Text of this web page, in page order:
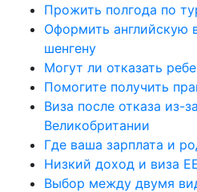
Прожить полгода по
Оформить английскую
шенгену
Могут ли отказать
Помогите получить
Виза после отказа из-
Великобритании
Где ваша зарплата и
Низкий доход и виза
Выбор между двумя